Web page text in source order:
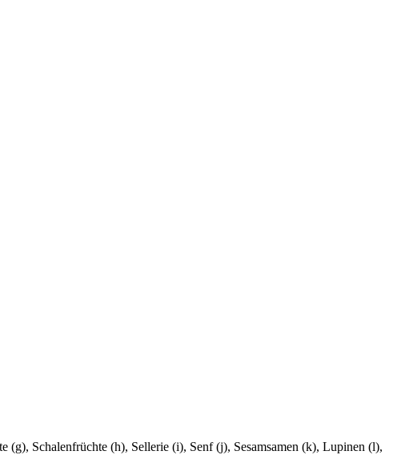
Schalenfrüchte (h), Sellerie (i), Senf (j), Sesamsamen (k), Lupinen (l),